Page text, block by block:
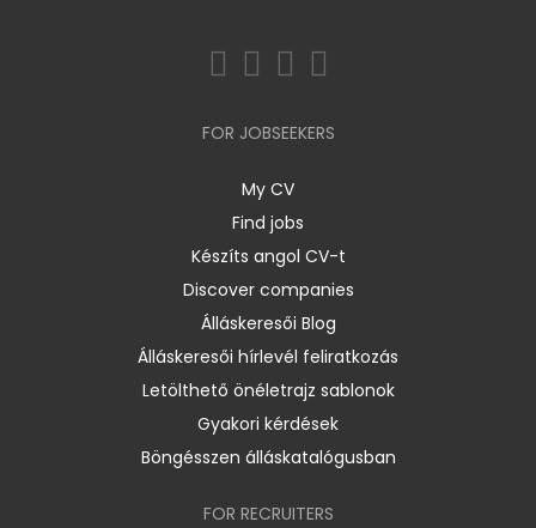
FOR JOBSEEKERS
My CV
Find jobs
Készíts angol CV-t
Discover companies
Álláskeresői Blog
Álláskeresői hírlevél feliratkozás
Letölthető önéletrajz sablonok
Gyakori kérdések
Böngésszen álláskatalógusban
FOR RECRUITERS